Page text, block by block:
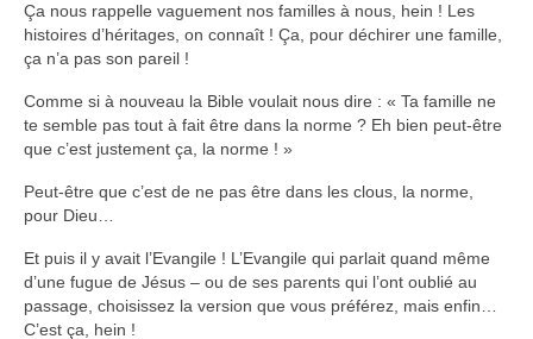
Ça nous rappelle vaguement nos familles à nous, hein ! Les
histoires d’héritages, on connaît ! Ça, pour déchirer une famille,
ça n’a pas son pareil !
Comme si à nouveau la Bible voulait nous dire : « Ta famille ne
te semble pas tout à fait être dans la norme ? Eh bien peut-être
que c’est justement ça, la norme ! »
Peut-être que c’est de ne pas être dans les clous, la norme,
pour Dieu…
Et puis il y avait l’Evangile ! L’Evangile qui parlait quand même
d’une fugue de Jésus – ou de ses parents qui l’ont oublié au
passage, choisissez la version que vous préférez, mais enfin…
C’est ça, hein !